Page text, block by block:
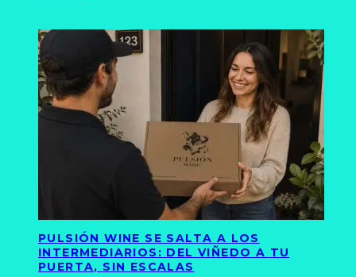
PULSIÓN WINE SE SALTA A LOS
INTERMEDIARIOS: DEL VIÑEDO A TU
PUERTA, SIN ESCALAS